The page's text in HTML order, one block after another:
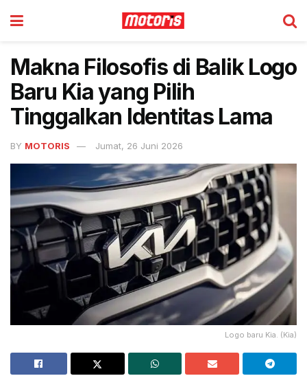
Makna Filosofis di Balik Logo
Baru Kia yang Pilih
Tinggalkan Identitas Lama
BY MOTORIS Jumat, 26 Juni 2026
Logo baru Kia. (Kia)